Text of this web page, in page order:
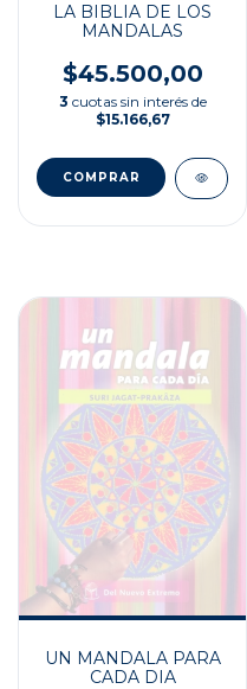
LA BIBLIA DE LOS
MANDALAS
$45.500,00
3 cuotas sin interés de
$15.166,67
UN MANDALA PARA
CADA DIA